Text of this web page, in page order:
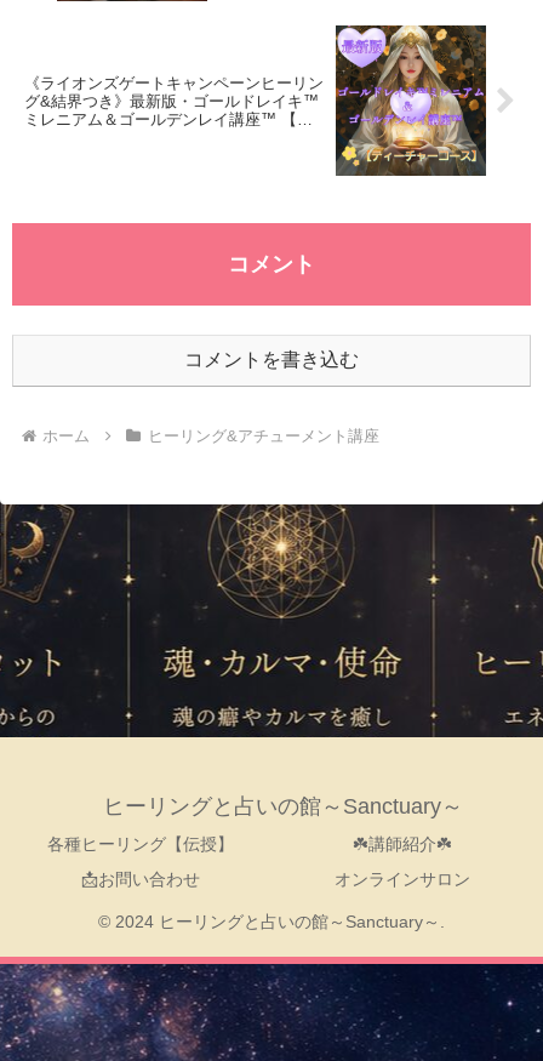
《ライオンズゲートキャンペーンヒーリン
グ&結界つき》最新版・ゴールドレイキ™
ミレニアム＆ゴールデンレイ講座™ 【テ
コメント
コメントを書き込む
ホーム ヒーリング&アチューメント講座
ヒーリングと占いの館～Sanctuary～
各種ヒーリング【伝授】
☘️講師紹介☘️
📩お問い合わせ
オンラインサロン
© 2024 ヒーリングと占いの館～Sanctuary～.